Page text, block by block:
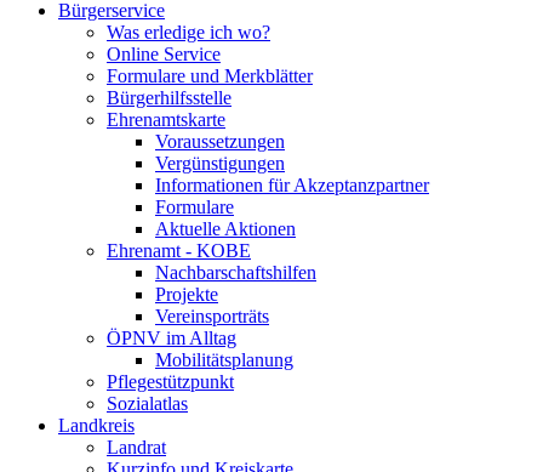
Bürgerservice
Was erledige ich wo?
Online Service
Formulare und Merkblätter
Bürgerhilfsstelle
Ehrenamtskarte
Voraussetzungen
Vergünstigungen
Informationen für Akzeptanzpartner
Formulare
Aktuelle Aktionen
Ehrenamt - KOBE
Nachbarschaftshilfen
Projekte
Vereinsporträts
ÖPNV im Alltag
Mobilitätsplanung
Pflegestützpunkt
Sozialatlas
Landkreis
Landrat